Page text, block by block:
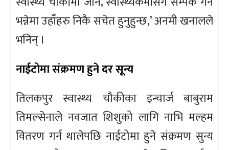
भन्नेमा उहाँहरु निकै सचेत हुनुहुन्छ,’ अनमी खनालले
भनिन् ।
नाईटोमा संक्रमण हुने दर सून्य
तिलकपुर स्वास्थ्य चौकीका इन्चार्ज बाबुराम
तिमल्सेनाले नवजात शिशुको लागि नाभि मल्हम
वितरण गर्न थालेपछि नाईटोमा हुने संक्रमण सुन्य